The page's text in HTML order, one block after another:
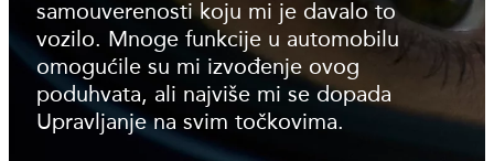
samouverenosti koju mi je davalo to
vozilo. Mnoge funkcije u automobilu
omogućile su mi izvođenje ovog
poduhvata, ali najviše mi se dopada
Upravljanje na svim točkovima.